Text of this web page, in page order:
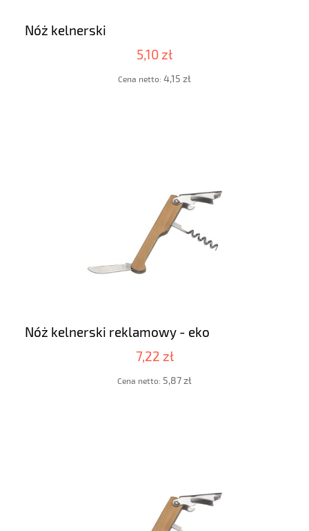
Nóż kelnerski
5,10 zł
Cena netto: 4,15 zł
Nóż kelnerski reklamowy - eko
7,22 zł
Cena netto: 5,87 zł